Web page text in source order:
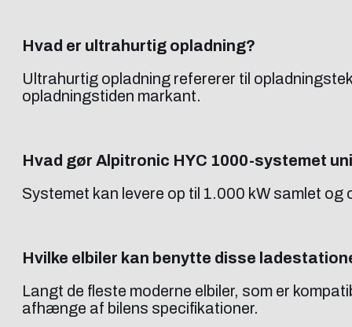
Hvad er ultrahurtig opladning?
Ultrahurtig opladning refererer til
opladningstiden markant.
Hvad gør Alpitronic HYC 1000-systemet
Systemet kan levere op til 1.000 kW samlet
Hvilke elbiler kan benytte disse
Langt de fleste moderne elbiler, som er
afhænge af bilens specifikationer.